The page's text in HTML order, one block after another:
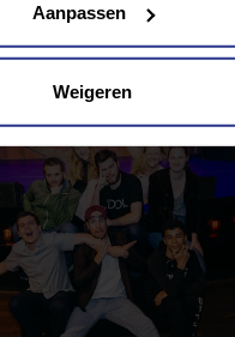
Aanpassen
Weigeren